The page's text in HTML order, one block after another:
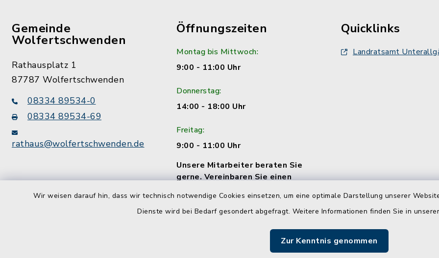
Wir weisen darauf hin, dass wir technisch notwendige Cookies einsetzen, um eine optimale Darstellung unserer
Dienste wird bei Bedarf gesondert abgefragt. Weitere Informationen finden Sie in
Zur Kenntnis genommen
Gemeinde
Wolfertschwenden
Rathausplatz 1
87787 Wolfertschwenden
08334 89534-0
08334 89534-69
rathaus@wolfertschwenden.de
Öffnungszeiten
Montag bis Mittwoch:
9:00 - 11:00 Uhr
Donnerstag:
14:00 - 18:00 Uhr
Freitag:
9:00 - 11:00 Uhr
Unsere Mitarbeiter beraten Sie
gerne. Vereinbaren Sie einen
Quicklinks
Landratsamt